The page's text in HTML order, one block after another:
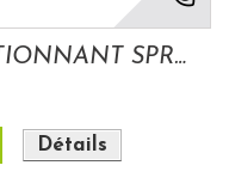
OTRIVINE DECONGESTIONNANT SPRAY NASAL 0.1%...
Détails